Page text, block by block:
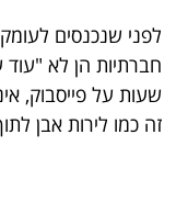
לפני שנכנסים
חברתיות הן לא "עוד
שעות על פייסבוק,
זה כמו לירות אבן